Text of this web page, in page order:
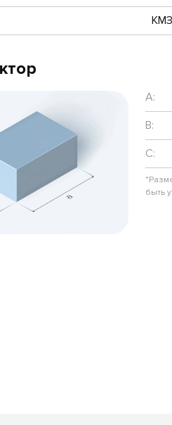
КМЗ
A:
B:
C:
быть